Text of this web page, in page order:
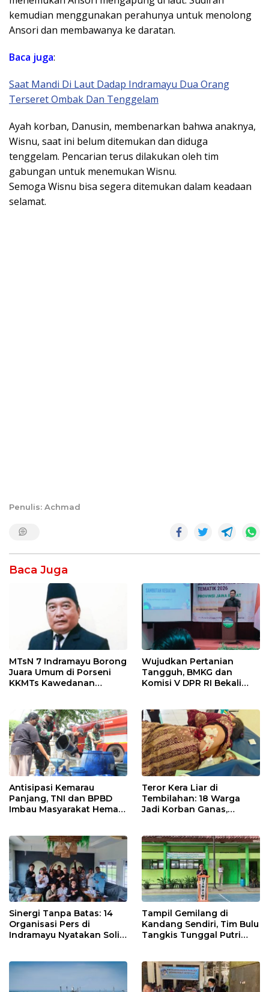
kemudian menggunakan perahunya untuk menolong
Ansori dan membawanya ke daratan.
Baca juga:
Saat Mandi Di Laut Dadap Indramayu Dua Orang
Terseret Ombak Dan Tenggelam
Ayah korban, Danusin, membenarkan bahwa anaknya,
Wisnu, saat ini belum ditemukan dan diduga
tenggelam. Pencarian terus dilakukan oleh tim
gabungan untuk menemukan Wisnu.
Semoga Wisnu bisa segera ditemukan dalam keadaan
selamat.
Penulis: Achmad
Baca Juga
MTsN 7 Indramayu Borong
Juara Umum di Porseni
KKMTs Kawedanan
Wujudkan Pertanian
Tangguh, BMKG dan
Komisi V DPR RI Bekali
Antisipasi Kemarau
Panjang, TNI dan BPBD
Imbau Masyarakat Hemat
Teror Kera Liar di
Tembilahan: 18 Warga
Jadi Korban Ganas,
Sinergi Tanpa Batas: 14
Organisasi Pers di
Indramayu Nyatakan Solid
Tampil Gemilang di
Kandang Sendiri, Tim Bulu
Tangkis Tunggal Putri
Jatibarang 2026